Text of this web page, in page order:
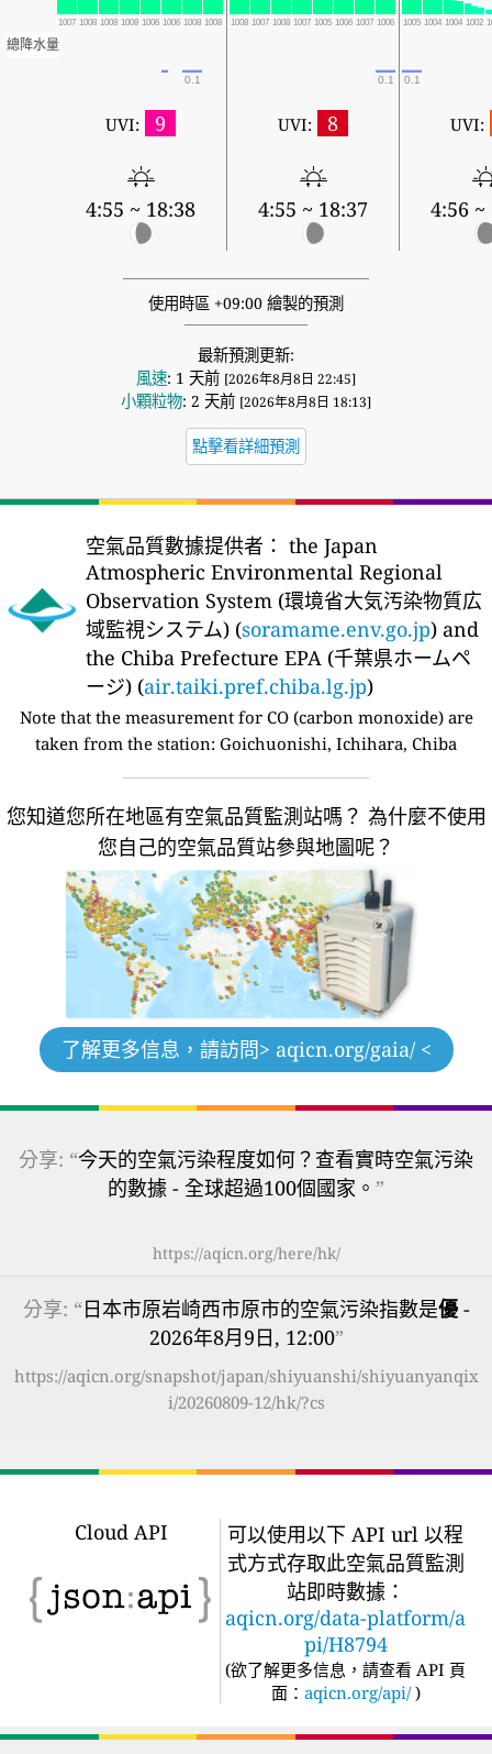
1007 1008 1008 1008 1006 1006 1008 1008 1008 1007 1008 1007 1005 1006 1007 1006 1005 1004 1004 1002
總降水量
0.1 0.1 0.1
UVI: 9
4:55 ~ 18:38
UVI: 8
4:55 ~ 18:37
UVI:
4:56 ~
使用時區 +09:00 繪製的預測
最新預測更新:
風速: 1 天前 [2026年8月8日 22:45]
小顆粒物: 2 天前 [2026年8月8日 18:13]
點擊看詳細預測
空氣品質數據提供者： the Japan
Atmospheric Environmental Regional
Observation System (環境省大気汚染物質広
域監視システム) (soramame.env.go.jp) and
the Chiba Prefecture EPA (千葉県ホームペ
ージ) (air.taiki.pref.chiba.lg.jp)
Note that the measurement for CO (carbon monoxide) are
taken from the station: Goichuonishi, Ichihara, Chiba
您知道您所在地區有空氣品質監測站嗎？ 為什麼不使用
您自己的空氣品質站參與地圖呢？
了解更多信息，請訪問> aqicn.org/gaia/ <
分享: “今天的空氣污染程度如何？查看實時空氣污染
的數據 - 全球超過100個國家。 ”
https://aqicn.org/here/hk/
分享: “日本市原岩崎西市原市的空氣污染指數是優-
2026年8月9日, 12:00”
https://aqicn.org/snapshot/japan/shiyuanshi/shiyuanyanqix
i/20260809-12/hk/?cs
Cloud API
可以使用以下 API url 以程
式方式存取此空氣品質監測
站即時數據：
aqicn.org/data-platform/a
pi/H8794
(欲了解更多信息，請查看 API 頁
面： aqicn.org/api/ )